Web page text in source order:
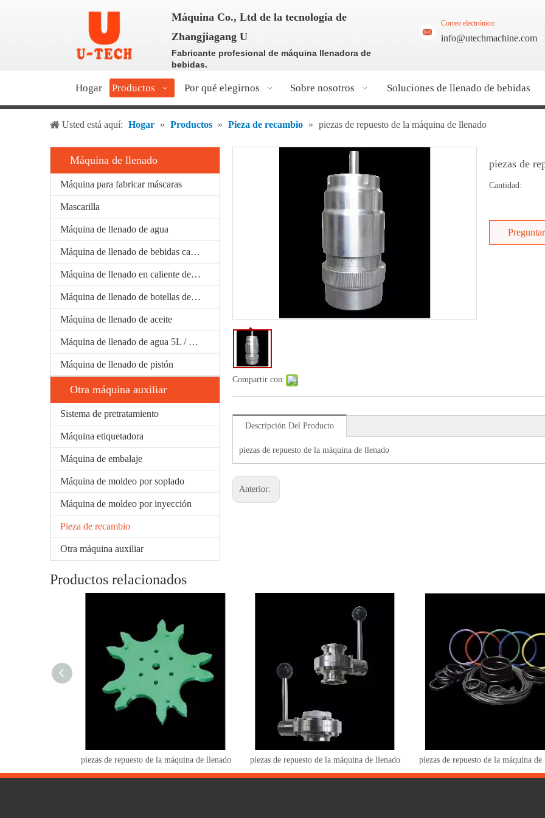
Máquina Co., Ltd de la tecnología de
Zhangjiagang U
Fabricante profesional de máquina llenadora de
bebidas.
Correo electrónico:
info@utechmachine.com
Hogar Productos Por qué elegirnos Sobre nosotros Soluciones de llenado de bebidas
Usted está aquí: Hogar » Productos » Pieza de recambio » piezas de repuesto de la máquina de llenado
Máquina de llenado
Máquina para fabricar máscaras
Mascarilla
Máquina de llenado de agua
Máquina de llenado de bebidas carbonatadas
Máquina de llenado en caliente de té de jugo
Máquina de llenado de botellas de vidrio
Máquina de llenado de aceite
Máquina de llenado de agua 5L / 5Gallon
Máquina de llenado de pistón
Otra máquina auxiliar
Sistema de pretratamiento
Máquina etiquetadora
Máquina de embalaje
Máquina de moldeo por soplado
Máquina de moldeo por inyección
Pieza de recambio
Otra máquina auxiliar
Compartir con:
piezas de
Cantidad:
Preguntar
Descripción Del Producto
piezas de repuesto de la máquina de llenado
Anterior:
Productos relacionados
piezas de repuesto de la máquina de llenado piezas de repuesto de la máquina de llenado piezas de repuesto de la máquina de